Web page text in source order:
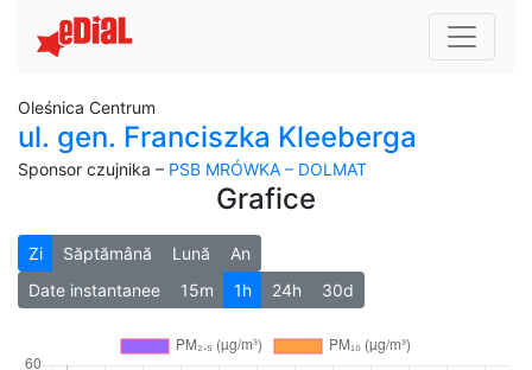
Oleśnica Centrum
ul. gen. Franciszka Kleeberga
Sponsor czujnika – PSB MRÓWKA – DOLMAT
Grafice
Zi Săptămână Lună
An
Date instantanee
15m 1h 24h 30d